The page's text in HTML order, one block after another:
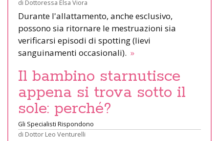
di Dottoressa Elsa Viora
Durante l'allattamento, anche esclusivo,
possono sia ritornare le mestruazioni sia
verificarsi episodi di spotting (lievi
sanguinamenti occasionali). »
Il bambino starnutisce
appena si trova sotto il
sole: perché?
Gli Specialisti Rispondono
di Dottor Leo Venturelli